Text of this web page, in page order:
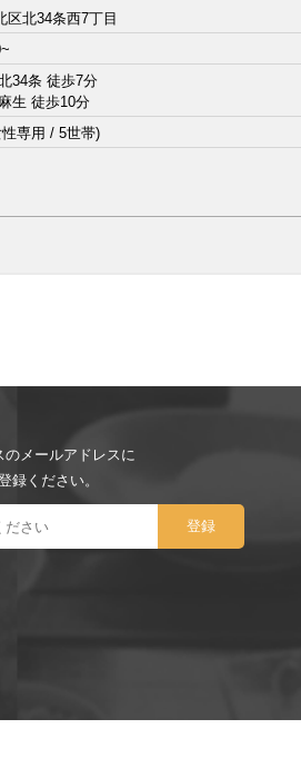
区北34条西7丁目
34条 徒歩7分
生 徒歩10分
専用 / 5世帯)
のメールアドレスに
録ください。